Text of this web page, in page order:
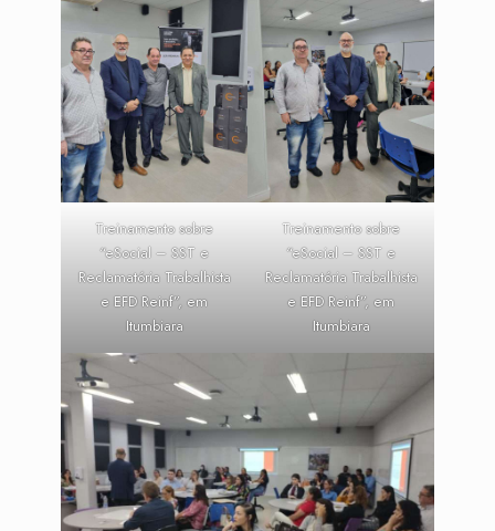
Treinamento sobre
“eSocial – SST e
Reclamatória Trabalhista
e EFD Reinf”, em
Itumbiara
Treinamento sobre
“eSocial – SST e
Reclamatória Trabalhista
e EFD Reinf”, em
Itumbiara